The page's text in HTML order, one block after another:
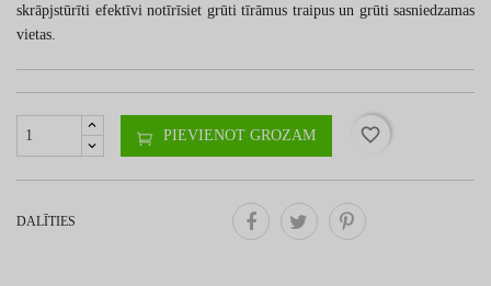
skrāpjstūrīti efektīvi notīrīsiet grūti tīrāmus traipus un grūti sasniedzamas
vietas.
PIEVIENOT GROZAM favorite_border
DALĪTIES